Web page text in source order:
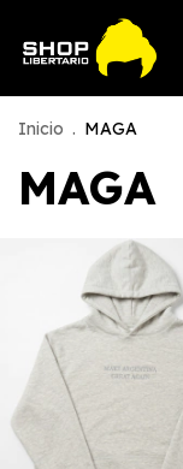
Inicio . MAGA
MAGA